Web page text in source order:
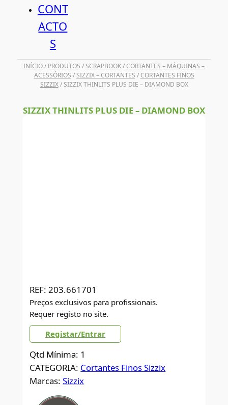
CONT
ACTO
S
INÍCIO/ PRODUTOS /SCRAPBOOK/CORTANTES – MÁQUINAS –
ACESSÓRIOS /SIZZIX – CORTANTES /CORTANTES FINOS
SIZZIX/ SIZZIX THINLITS PLUS DIE – DIAMOND BOX
SIZZIX THINLITS PLUS DIE – DIAMOND BOX
REF: 203.661701
Preços exclusivos para profissionais.
Requer registo no site.
Registar/Entrar
Qtd Mínima: 1
CATEGORIA: Cortantes Finos Sizzix
Marcas:Sizzix